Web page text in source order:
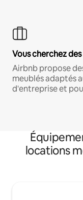
Vous cherchez
Airbnb propose
meublés adaptés
d'entreprise et
locations